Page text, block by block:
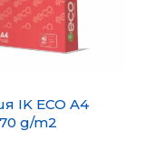
IK ECO A4
g/m2